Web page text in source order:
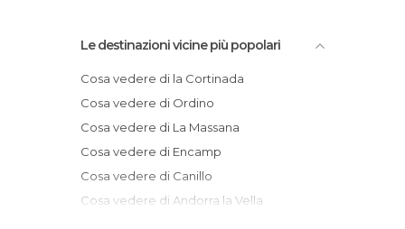
Le destinazioni vicine più popolari
Cosa vedere di la Cortinada
Cosa vedere di Ordino
Cosa vedere di La Massana
Cosa vedere di Encamp
Cosa vedere di Canillo
Cosa vedere di Andorra la Vella